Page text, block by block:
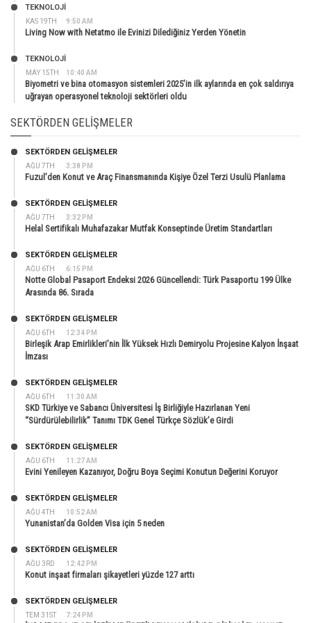
KAS 19TH 9:50 AM
TEKNOLOJİ
Living Now with Netatmo ile Evinizi Dilediğiniz Yerden Yönetin
MAY 15TH 10:40 AM
TEKNOLOJİ
Biyometri ve bina otomasyon sistemleri 2025’in ilk aylarında en çok saldırıya
uğrayan operasyonel teknoloji sektörleri oldu
SEKTÖRDEN GELIŞMELER
AĞU 7TH 3:38 PM
SEKTÖRDEN GELIŞMELER
Fuzul’den Konut ve Araç Finansmanında Kişiye Özel Terzi Usulü Planlama
AĞU 7TH 3:32 PM
SEKTÖRDEN GELIŞMELER
Helal Sertifikalı Muhafazakar Mutfak Konseptinde Üretim Standartları
AĞU 6TH 6:15 PM
SEKTÖRDEN GELIŞMELER
Notte Global Pasaport Endeksi 2026 Güncellendi: Türk Pasaportu 199 Ülke
Arasında 86. Sırada
AĞU 6TH 12:34 PM
SEKTÖRDEN GELIŞMELER
Birleşik Arap Emirlikleri’nin İlk Yüksek Hızlı Demiryolu Projesine Kalyon İnşaat
İmzası
AĞU 6TH 11:30 AM
SEKTÖRDEN GELIŞMELER
SKD Türkiye ve Sabancı Üniversitesi İş Birliğiyle Hazırlanan Yeni
“Sürdürülebilirlik” Tanımı TDK Genel Türkçe Sözlük’e Girdi
AĞU 6TH 11:27 AM
SEKTÖRDEN GELIŞMELER
Evini Yenileyen Kazanıyor, Doğru Boya Seçimi Konutun Değerini Koruyor
AĞU 4TH 10:52 AM
SEKTÖRDEN GELIŞMELER
Yunanistan’da Golden Visa için 5 neden
AĞU 3RD 12:42 PM
SEKTÖRDEN GELIŞMELER
Konut inşaat firmaları şikayetleri yüzde 127 arttı
TEM 31ST 7:24 PM
SEKTÖRDEN GELIŞMELER